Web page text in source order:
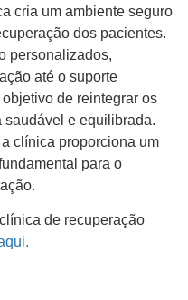
cria um ambiente seguro
dos pacientes.
personalizados,
até o suporte
de reintegrar os
saudável e equilibrada.
clínica proporciona um
para o
de recuperação